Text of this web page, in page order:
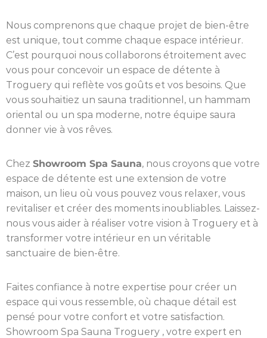
Nous comprenons que chaque projet de bien-être
est unique, tout comme chaque espace intérieur.
C’est pourquoi nous collaborons étroitement avec
vous pour concevoir un espace de détente à
Troguery qui reflète vos goûts et vos besoins. Que
vous souhaitiez un sauna traditionnel, un hammam
oriental ou un spa moderne, notre équipe saura
donner vie à vos rêves.
Chez Showroom Spa Sauna, nous croyons que votre
espace de détente est une extension de votre
maison, un lieu où vous pouvez vous relaxer, vous
revitaliser et créer des moments inoubliables. Laissez-
nous vous aider à réaliser votre vision à Troguery et à
transformer votre intérieur en un véritable
sanctuaire de bien-être.
Faites confiance à notre expertise pour créer un
espace qui vous ressemble, où chaque détail est
pensé pour votre confort et votre satisfaction.
Showroom Spa Sauna Troguery , votre expert en